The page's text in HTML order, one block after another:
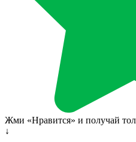
Жми «Нравится» и получай
↓